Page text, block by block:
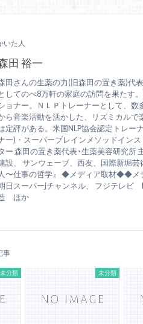
いた人
田 裕一
田さんの生薬の力(旧森田の置き薬)代
してのべ8万軒の家庭の訪問を果たす
ョナー。ＮＬＰトレーナーとして、
ら音楽活動を活かした、リズミカル
定評がある。米国NLP協会認定トレー
ー)・スーパーブレインメソッドイン
ー 森田の置き薬代表･生薬美容研究所
設、 サンウェーブ、西友、国際
〜仕事の哲学』 ◆メディア取材◆◆メ
日スーパーjチャンネル、 フジテレビ
ほか
事
未分類 未分類